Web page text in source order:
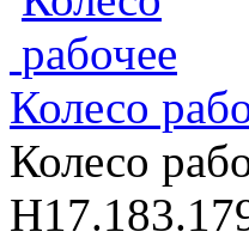
Колесо
Колесо